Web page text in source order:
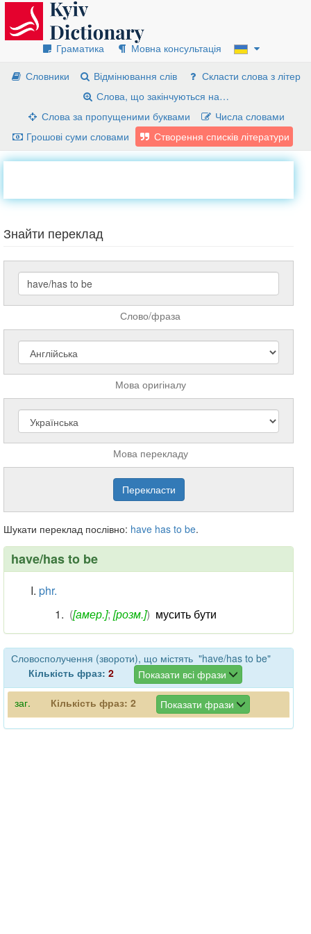
Граматика
Мовна консультація
Словники
Відмінювання слів
Скласти слова з літер
Слова, що закінчуються на…
Слова за пропущеними буквами
Числа словами
Грошові суми словами
Створення списків літератури
Знайти переклад
Слово/фраза
Мова оригіналу
Мова перекладу
Шукати переклад послівно: have has to be.
have/has to be
phr.
([амер.]; [розм.]) мусить бути
Словосполучення (звороти), що містять "have/has to be"
Кількість фраз: 2 Показати всі фрази
заг. Кількість фраз: 2 Показати фрази